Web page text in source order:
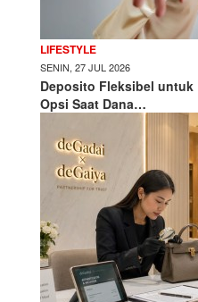
LIFESTYLE
SENIN, 27 JUL 2026
Deposito Fleksibel
Opsi Saat Dana…